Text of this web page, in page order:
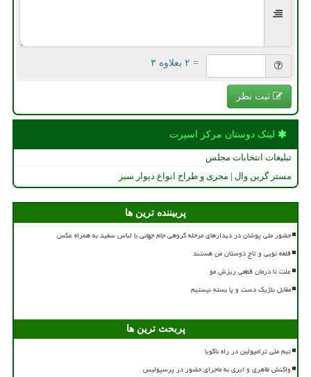
= ۲ بعلاوه ۳
ثبت نظر
لینک دوستان مركز اسپرت
تبلیغات انتخابات مجلس
مستر گرین وال | مجری و طراح انواع دیوار سبز
پربیننده ترین ها
حضور ملی پوشان در دیدارهای مرحله گروهی جام جهانی با لباس سفید به همراه عکس
قلعه نویی و تاج دوستان من هستند
علت تا درمان قطعی ریزش مو
مقابل بلژیک دست و پا بسته نیستیم
پربحث ترین ها
تیم ملی ترامپولین در راه ناگویا
واکنش طاهری و ایری به ماجرای حضور در پرسپولیس